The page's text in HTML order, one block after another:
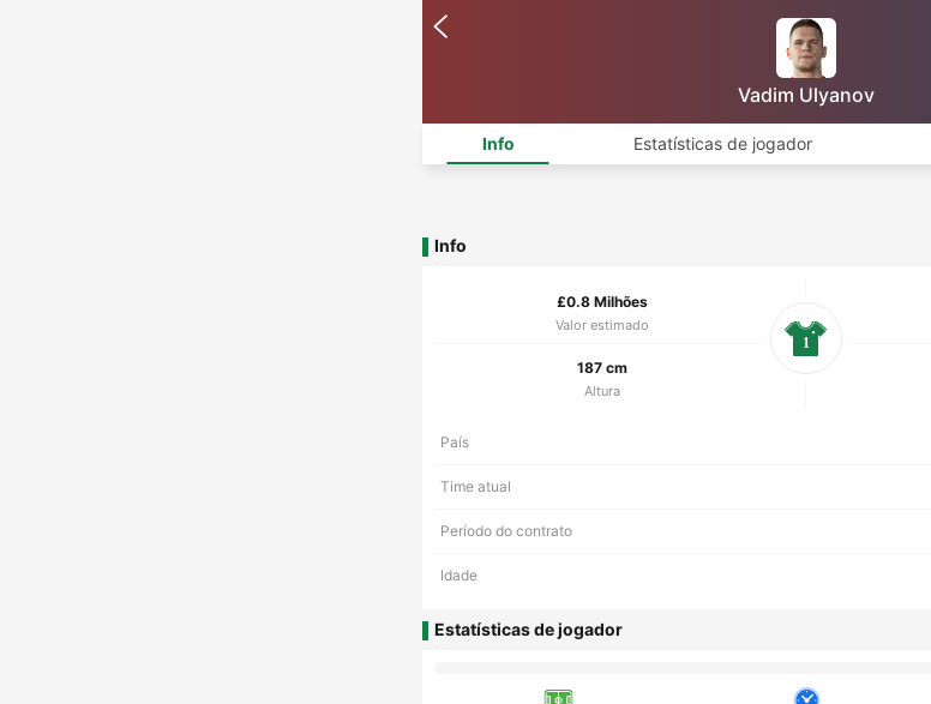
Vadim Ulyanov
Info Estatísticas de jogador
Info
£0.8 Milhões
Valor estimado
187 cm
Altura
1
País
Time atual
Período do contrato
Idade
Estatísticas de jogador